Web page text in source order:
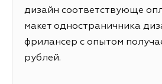
дизайн соответствующе
макет одностраничника
фрилансер с опытом
рублей.